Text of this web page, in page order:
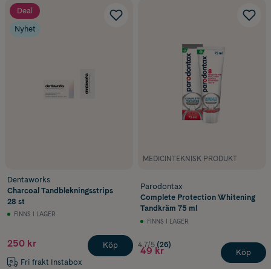
Deal
Nyhet
Dentaworks
Charcoal Tandblekningsstrips
28 st
FINNS I LAGER
250 kr
Fri frakt Instabox
Köp
MEDICINTEKNISK PRODUKT
Parodontax
Complete Protection Whitening
Tandkräm 75 ml
FINNS I LAGER
4.7/5 (26)
49 kr Köp